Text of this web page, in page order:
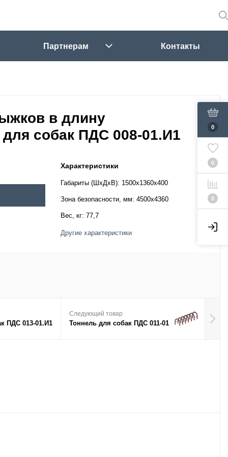
Партнерам Контакты
0
0
0
в длину
собак ПДС 008-01.И1
Характеристики
Габариты (ШхДхВ): 1500х1360х400
Зона безопасности, мм: 4500х4360
Вес, кг: 77,7
Другие характеристики
ПДС 013-01.И1
Следующий товар
Тоннель для собак ПДС 011-01